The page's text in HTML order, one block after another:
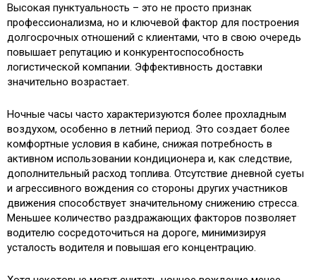
Высокая пунктуальность – это не просто признак
профессионализма, но и ключевой фактор для построения
долгосрочных отношений с клиентами, что в свою очередь
повышает репутацию и конкурентоспособность
логистической компании. Эффективность доставки
значительно возрастает.
Ночные часы часто характеризуются более прохладным
воздухом, особенно в летний период. Это создает более
комфортные условия в кабине, снижая потребность в
активном использовании кондиционера и, как следствие,
дополнительный расход топлива. Отсутствие дневной суеты
и агрессивного вождения со стороны других участников
движения способствует значительному снижению стресса.
Меньшее количество раздражающих факторов позволяет
водителю сосредоточиться на дороге, минимизируя
усталость водителя и повышая его концентрацию.